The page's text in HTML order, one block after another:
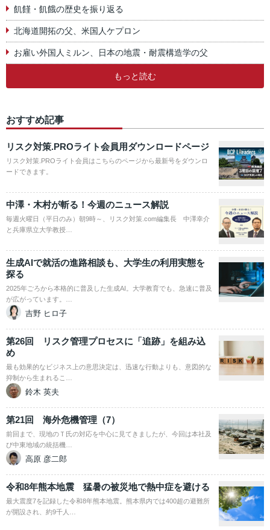
飢饉・飢餓の歴史を振り返る
北海道開拓の父、米国人ケプロン
お雇い外国人ミルン、日本の地震・耐震構造学の父
もっと読む
おすすめ記事
リスク対策.PROライト会員用ダウンロードページ
リスク対策.PROライト会員はこちらのページから最新号をダウンロ
ードできます。
中澤・木村が斬る！今週のニュース解説
毎週火曜日（平日のみ）朝9時～、リスク対策.com編集長 中澤幸介
と兵庫県立大学教授…
生成AIで就活の進路相談も、大学生の利用実態を
探る
2025年ごろから本格的に普及した生成AI。大学教育でも、急速に普及
が広がっています。…
吉野 ヒロ子
第26回 リスク管理プロセスに「追跡」を組み込
め
最も効果的なビジネス上の意思決定は、迅速な行動よりも、意図的な
抑制から生まれるこ…
鈴木 英夫
第21回 海外危機管理（7）
前回まで、現地のＴ氏の対応を中心に見てきましたが、今回は本社及
び中東地域の統括機…
高原 彦二郎
令和8年熊本地震 猛暑の被災地で熱中症を避ける
最大震度7を記録した令和8年熊本地震。熊本県内では400超の避難所
が開設され、約9千人…